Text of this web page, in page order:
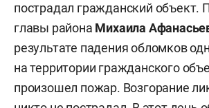
пострадал гражданский объект.
главы района Михаила
результате падения обломков
на территории гражданского
произошел пожар. Возгорание